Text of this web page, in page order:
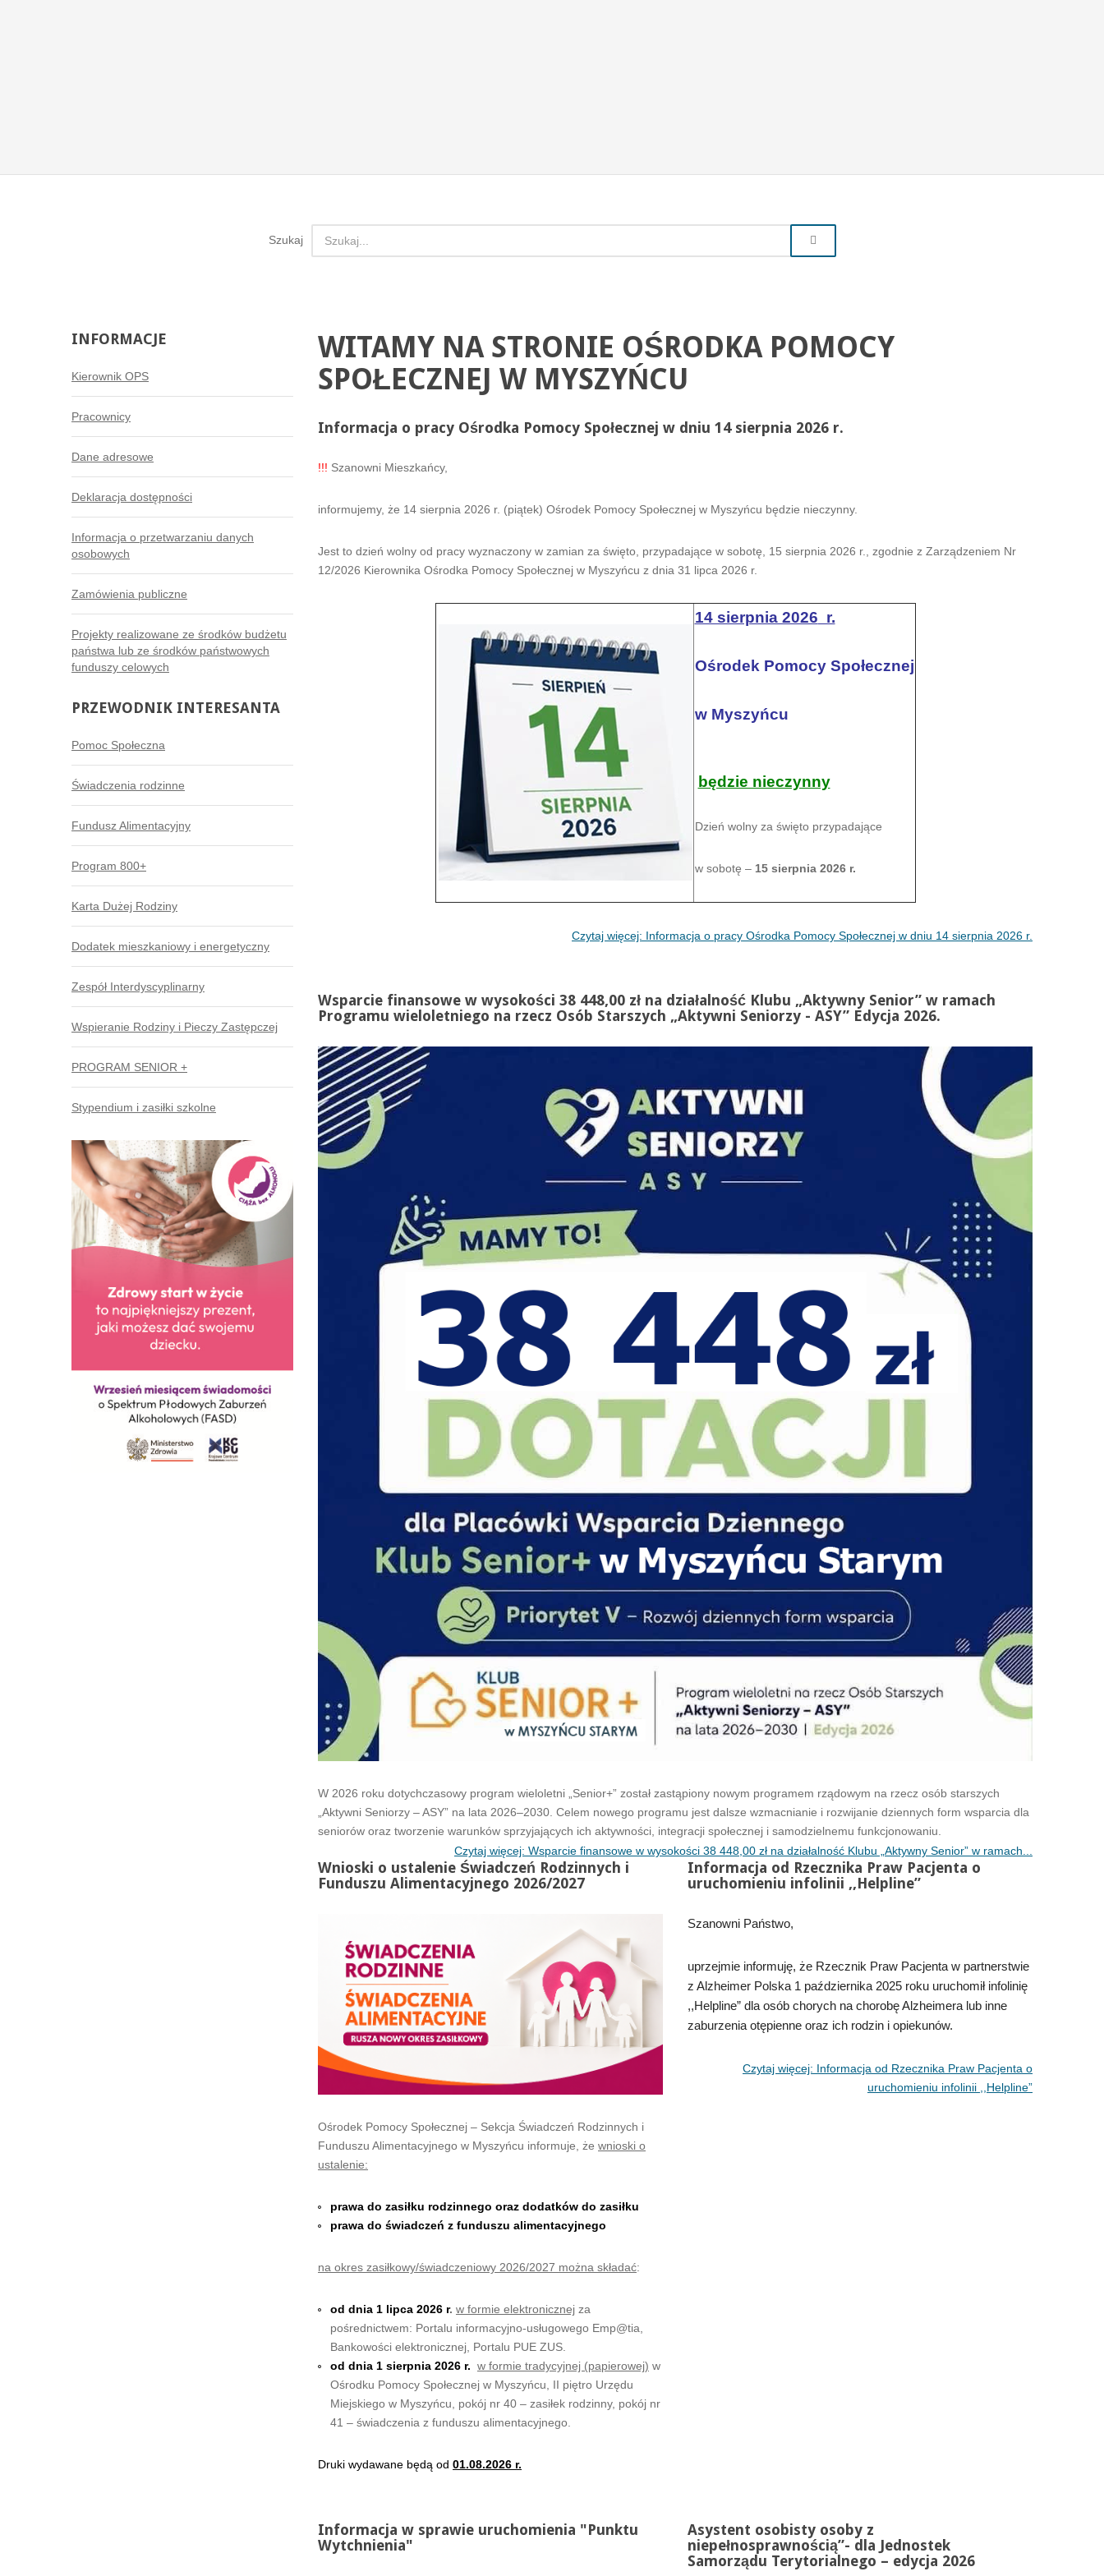
Zasiłek rodzinny, Jednorazowa zapomoga z tytułu urodzenia się dziecka,
specjalny zasiłek opiekuńczy, Zasiłek dla opiekuna, Świadczenie rodzicielskie
Szukaj
WITAMY NA STRONIE OŚRODKA POMOCY
SPOŁECZNEJ W MYSZYŃCU
Informacja o pracy Ośrodka Pomocy Społecznej w dniu 14 sierpnia 2026 r.
!!! Szanowni Mieszkańcy,
informujemy, że 14 sierpnia 2026 r. (piątek) Ośrodek Pomocy Społecznej w Myszyńcu będzie nieczynny.
Jest to dzień wolny od pracy wyznaczony w zamian za święto, przypadające w sobotę, 15 sierpnia 2026 r., zgodnie z Zarządzeniem Nr
12/2026 Kierownika Ośrodka Pomocy Społecznej w Myszyńcu z dnia 31 lipca 2026 r.
14 sierpnia 2026 r.
Ośrodek Pomocy Społecznej
w Myszyńcu
będzie nieczynny
Dzień wolny za święto przypadające
w sobotę – 15 sierpnia 2026 r.
Czytaj więcej: Informacja o pracy Ośrodka Pomocy Społecznej w dniu 14 sierpnia 2026 r.
Wsparcie finansowe w wysokości 38 448,00 zł na działalność Klubu „Aktywny Senior” w ramach
Programu wieloletniego na rzecz Osób Starszych „Aktywni Seniorzy - ASY” Edycja 2026.
W 2026 roku dotychczasowy program wieloletni „Senior+” został zastąpiony nowym programem rządowym na rzecz osób starszych
„Aktywni Seniorzy – ASY” na lata 2026–2030. Celem nowego programu jest dalsze wzmacnianie i rozwijanie dziennych form wsparcia dla
seniorów oraz tworzenie warunków sprzyjających ich aktywności, integracji społecznej i samodzielnemu funkcjonowaniu.
Czytaj więcej: Wsparcie finansowe w wysokości 38 448,00 zł na działalność Klubu „Aktywny Senior” w ramach...
Wnioski o ustalenie Świadczeń Rodzinnych i
Funduszu Alimentacyjnego 2026/2027
Ośrodek Pomocy Społecznej – Sekcja Świadczeń Rodzinnych i
Funduszu Alimentacyjnego w Myszyńcu informuje, że wnioski o
ustalenie:
prawa do zasiłku rodzinnego oraz dodatków do zasiłku
prawa do świadczeń z funduszu alimentacyjnego
na okres zasiłkowy/świadczeniowy 2026/2027 można składać:
od dnia 1 lipca 2026 r. w formie elektronicznej za
pośrednictwem: Portalu informacyjno-usługowego Emp@tia,
Bankowości elektronicznej, Portalu PUE ZUS.
od dnia 1 sierpnia 2026 r. w formie tradycyjnej (papierowej) w
Ośrodku Pomocy Społecznej w Myszyńcu, II piętro Urzędu
Miejskiego w Myszyńcu, pokój nr 40 – zasiłek rodzinny, pokój nr
41 – świadczenia z funduszu alimentacyjnego.
Druki wydawane będą od 01.08.2026 r.
Informacja od Rzecznika Praw Pacjenta o
uruchomieniu infolinii ,,Helpline”
Szanowni Państwo,
uprzejmie informuję, że Rzecznik Praw Pacjenta w partnerstwie
z Alzheimer Polska 1 października 2025 roku uruchomił infolinię
,,Helpline” dla osób chorych na chorobę Alzheimera lub inne
zaburzenia otępienne oraz ich rodzin i opiekunów.
Czytaj więcej: Informacja od Rzecznika Praw Pacjenta o
uruchomieniu infolinii ,,Helpline”
Informacja w sprawie uruchomienia "Punktu
Wytchnienia"
Asystent osobisty osoby z
niepełnosprawnością”- dla Jednostek
Samorządu Terytorialnego – edycja 2026
INFORMACJE
Kierownik OPS
Pracownicy
Dane adresowe
Deklaracja dostępności
Informacja o przetwarzaniu danych
osobowych
Zamówienia publiczne
Projekty realizowane ze środków budżetu
państwa lub ze środków państwowych
funduszy celowych
PRZEWODNIK INTERESANTA
Pomoc Społeczna
Świadczenia rodzinne
Fundusz Alimentacyjny
Program 800+
Karta Dużej Rodziny
Dodatek mieszkaniowy i energetyczny
Zespół Interdyscyplinarny
Wspieranie Rodziny i Pieczy Zastępczej
PROGRAM SENIOR +
Stypendium i zasiłki szkolne